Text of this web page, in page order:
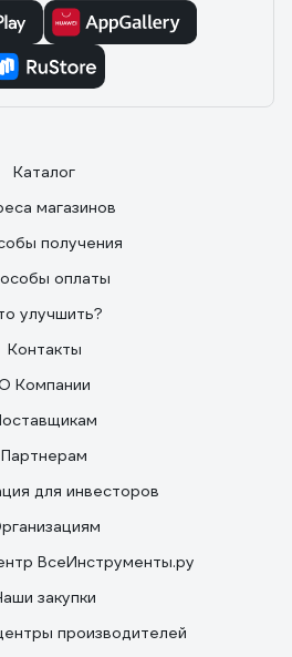
Каталог
магазинов
получения
оплаты
улучшить?
Контакты
Компании
Партнерам
для инвесторов
ВсеИнструменты.ру
закупки
производителей